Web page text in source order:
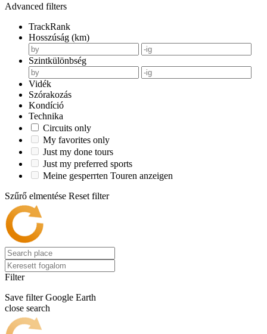
Advanced filters
TrackRank
Hosszúság (km)
Szintkülönbség
Vidék
Szórakozás
Kondíció
Technika
Circuits only
My favorites only
Just my done tours
Just my preferred sports
Meine gesperrten Touren anzeigen
Szűrő elmentése Reset filter
Filter
Save filter Google Earth
close search